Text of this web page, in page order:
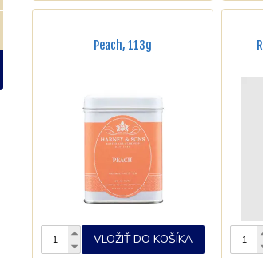
Peach, 113g
VLOŽIŤ DO KOŠÍKA